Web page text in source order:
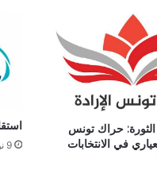
حراك تونس
في الانتخابات
9 نوفمبر، 2020